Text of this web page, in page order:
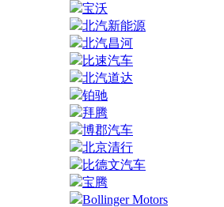
宝沃
北汽新能源
北汽昌河
比速汽车
北汽道达
铂驰
拜腾
博郡汽车
北京清行
比德文汽车
宝腾
Bollinger Motors